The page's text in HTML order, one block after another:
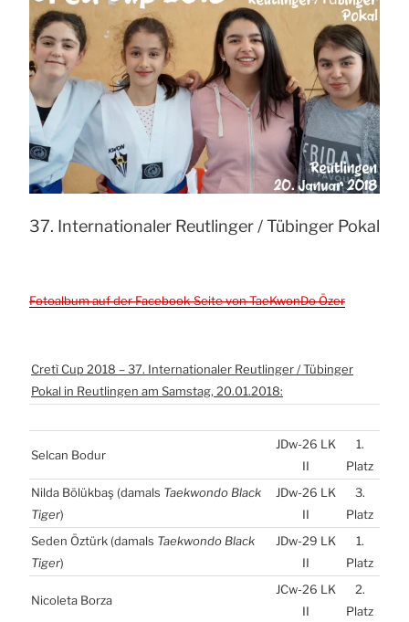
37. Inter­na­tio­na­ler Reut­lin­ger / Tübin­ger Pokal
Foto­al­bum auf der Face­book-Sei­te von Tae­Kwon­Do Özer
Cretì Cup 2018 – 37. Inter­na­tio­na­ler Reut­lin­ger / Tübin­ger
Pokal in Reut­lin­gen am Sams­tag, 20.01.2018:
Sel­can Bodur
JDw-26 LK
II
1.
Platz
Nil­da Bölükbaş (damals Tae­kwon­do Black
Tiger)
JDw-26 LK
II
3.
Platz
Seden Öztürk (damals Tae­kwon­do Black
Tiger)
JDw-29 LK
II
1.
Platz
Nico­le­ta Bor­za
JCw-26 LK
II
2.
Platz